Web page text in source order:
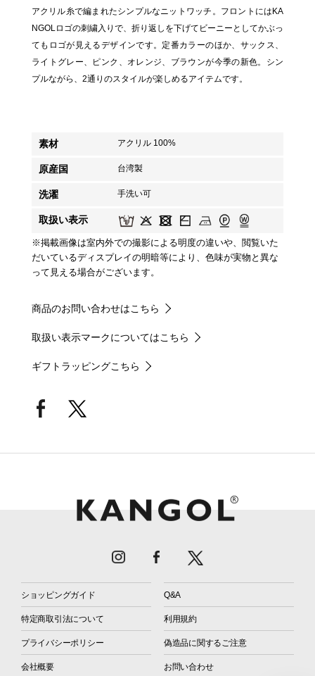
アクリル糸で編まれたシンプルなニットワッチ。フロントにはKA
NGOLロゴの刺繍入りで、折り返しを下げてビーニーとしてかぶっ
てもロゴが見えるデザインです。定番カラーのほか、サックス、
ライトグレー、ピンク、オレンジ、ブラウンが今季の新色。シン
プルながら、2通りのスタイルが楽しめるアイテムです。
素材 アクリル 100%
原産国 台湾製
洗濯 手洗い可
取扱い表示
※掲載画像は室内外での撮影による明度の違いや、閲覧いた
だいているディスプレイの明暗等により、色味が実物と異な
って見える場合がございます。
商品のお問い合わせはこちら
取扱い表示マークについてはこちら
ギフトラッピングこちら
ショッピングガイド Q&A
特定商取引法について 利用規約
プライバシーポリシー 偽造品に関するご注意
会社概要 お問い合わせ